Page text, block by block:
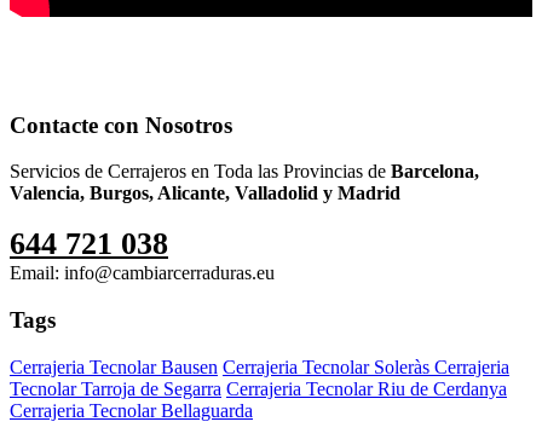
Contacte con Nosotros
Servicios de Cerrajeros en Toda las Provincias de Barcelona,
Valencia, Burgos, Alicante, Valladolid y Madrid
644 721 038
Email: info@cambiarcerraduras.eu
Tags
Cerrajeria Tecnolar Bausen Cerrajeria Tecnolar Soleràs Cerrajeria
Tecnolar Tarroja de Segarra Cerrajeria Tecnolar Riu de Cerdanya
Cerrajeria Tecnolar Bellaguarda